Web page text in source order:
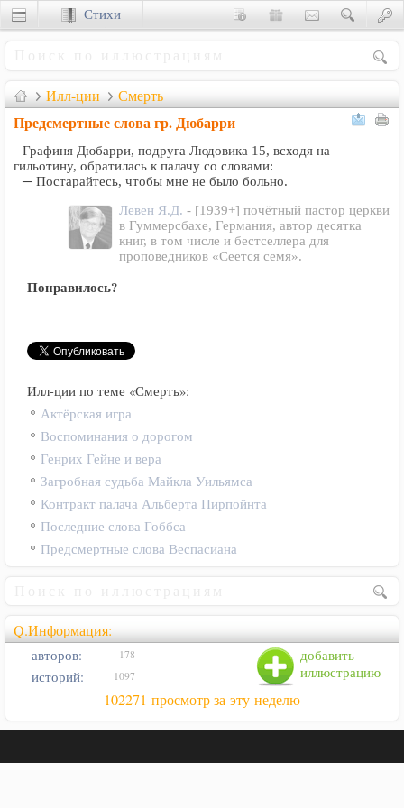
Илл-ции Смерть
Предсмертные слова гр. Дюбарри
Графиня Дюбарри, подруга Людовика 15, всходя на
гильотину, обратилась к палачу со словами:
─ Постарайтесь, чтобы мне не было больно.
Левен Я.Д. - [1939+] почётный пастор церкви
в Гуммерсбахе, Германия, автор десятка
книг, в том числе и бестселлера для
проповедников «Сеется семя».
Понравилось?
Илл-ции по теме «Смерть»:
Актёрская игра
Воспоминания о дорогом
Генрих Гейне и вера
Загробная судьба Майкла Уильямса
Контракт палача Альберта Пирпойнта
Последние слова Гоббса
Предсмертные слова Веспасиана
Q.Информация:
добавить
иллюстрацию
авторов: 178
историй: 1097
102271 просмотр за эту неделю
Стихи